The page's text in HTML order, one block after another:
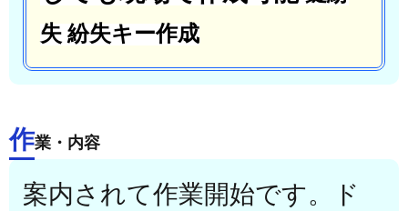
失 紛失キー作成
作業・内容
案内されて作業開始です。ド